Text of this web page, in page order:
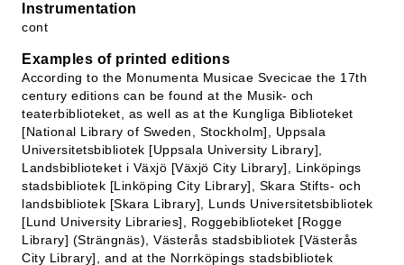
Instrumentation
cont
Examples of printed editions
According to the Monumenta Musicae Svecicae the 17th
century editions can be found at the Musik- och
teaterbiblioteket, as well as at the Kungliga Biblioteket
[National Library of Sweden, Stockholm], Uppsala
Universitetsbibliotek [Uppsala University Library],
Landsbiblioteket i Växjö [Växjö City Library], Linköpings
stadsbibliotek [Linköping City Library], Skara Stifts- och
landsbibliotek [Skara Library], Lunds Universitetsbibliotek
[Lund University Libraries], Roggebiblioteket [Rogge
Library] (Strängnäs), Västerås stadsbibliotek [Västerås
City Library], and at the Norrköpings stadsbibliotek